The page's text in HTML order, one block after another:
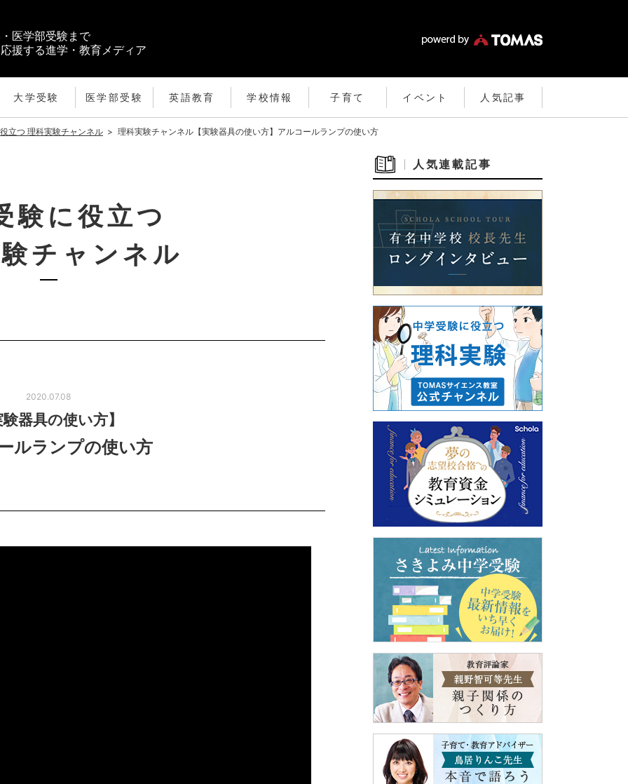
医学部受験まで
援する進学・教育メディア
大学受験 医学部受験 英語教育 学校情報 子育て イベント 人気記事
立つ 理科実験チャンネル > 理科実験チャンネル【実験器具の使い方】アルコールランプの使い方
験に役立つ
チャンネル
2020.07.08
器具の使い方】
ルランプの使い方
人気連載記事